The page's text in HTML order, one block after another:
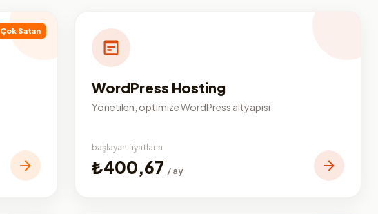
Çok Satan
WordPress Hosting
Yönetilen, optimize WordPress altyapısı
başlayan fiyatlarla
₺400,67 / ay